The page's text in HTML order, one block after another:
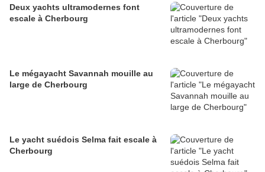
Deux yachts ultramodernes font
escale à Cherbourg
Le mégayacht Savannah mouille au
large de Cherbourg
Le yacht suédois Selma fait escale à
Cherbourg